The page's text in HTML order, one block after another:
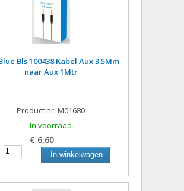
Bls 100438 Kabel Aux 3.5Mm
naar Aux 1Mtr
Product nr: M01680
In voorraad
€ 6,60
In winkelwagen